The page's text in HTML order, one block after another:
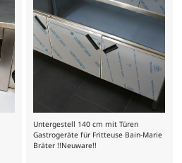
Untergestell 140 cm mit Türen
Gastrogeräte für Fritteuse Bain-Marie
Bräter !!Neuware!!